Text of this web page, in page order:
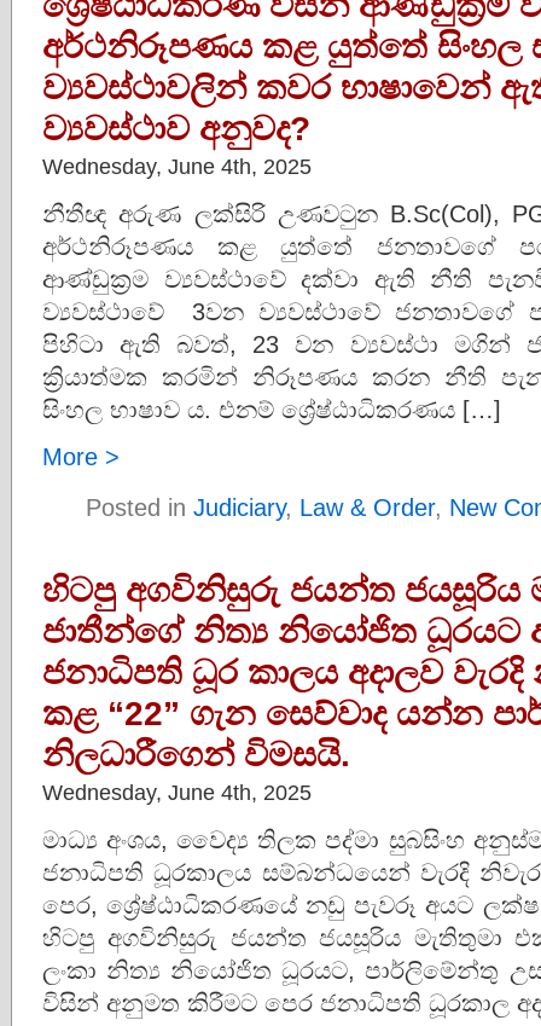
අර්ථනිරූපණය කළ යුත්තේ සිංහල
ව්‍යවස්ථාවලින් කවර භාෂාවෙන්
ව්‍යවස්ථාව අනුවද?
Wednesday, June 4th, 2025
නීතීඥ අරුණ ලක්සිරි උණවටුන B.Sc(Col),
අර්ථනිරූපණය කළ යුත්තේ ජනතාවගේ
ආණ්ඩුක්‍රම ව්‍යවස්ථාවේ දක්වා ඇති නීති
ව්‍යවස්ථාවේ 3වන ව්‍යවස්ථාවේ ජනතාවගේ
පිහිටා ඇති බවත්, 23 වන ව්‍යවස්ථා මගින්
ක්‍රියාත්මක කරමින් නිරූපණය කරන නීති
සිංහල භාෂාව ය. එනම් ශ්‍රේෂ්ඨාධිකරණය […]
More >
Posted in Judiciary, Law & Order, New
හිටපු අගවිනිසුරු ජයන්ත ජයසූරිය
ජාතීන්ගේ නිත්‍ය නියෝජිත ධූරයට
ජනාධිපති ධූර කාලය අදාලව
කළ “22” ගැන සෙව්වාද යන්න
නිලධාරීගෙන් විමසයි.
Wednesday, June 4th, 2025
මාධ්‍ය අංශය, වෛද්‍ය තිලක පද්මා සුබසිංහ
ජනාධිපති ධූරකාලය සම්බන්ධයෙන් වැරදි
පෙර, ශ්‍රේෂ්ඨාධිකරණයේ නඩු පැවරූ අයට
හිටපු අගවිනිසුරු ජයන්ත ජයසූරිය මැතිතුමා
ලංකා නිත්‍ය නියෝජිත ධූරයට, පාර්ලිමේන්තු
විසින් අනුමත කිරීමට පෙර ජනාධිපති ධූරකාල